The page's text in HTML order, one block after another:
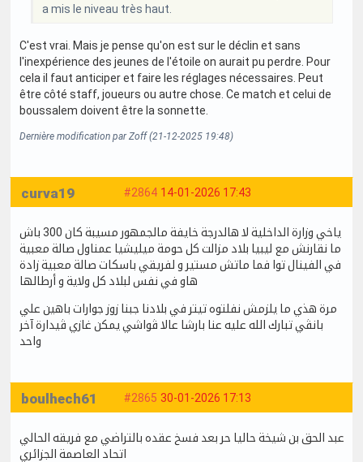
a mis le niveau très haut.
C'est vrai. Mais je pense qu'on est sur le déclin et sans
l'inexpérience des jeunes de l'étoile on aurait pu perdre. Pour
cela il faut anticiper et faire les réglages nécessaires. Peut
être côté staff, joueurs ou autre chose. Ce match et celui de
boussalem doivent être la sonnette.
Dernière modification par Zoff (21-12-2025 19:48)
#2864 14-01-2026 17:43
curva19
ياخي وزارة الداخلية لا هالدرجة خايفة مالجمهور مسيبة كان 300 باش
ما نقارنش مع ليبيا بلاد مزالت كل حومة ميليشيا عمناول صالة معبية
في الفينال توا فما ماتش مستير و لفريقي باسكات صالة معبية زادة
هاو في نفس لبلاد كل ولاية و أرطالها
مرة هذي ما يلزمش نفلتوه تيتر في بلادنا جبنا زوز جوارات باهين علي
بانڨي تبارك الله عليه عنا بارشا عالا ڨواشي يمكن غازي ڨيدارة آخر
واحد
#2865 30-01-2026 17:13
boulhech61
عبد الحق بن شيخة حاليا حر بعد فسخ عقده بالتراضي مع فريقه الحالي
اتحاد العاصمة الجزائري